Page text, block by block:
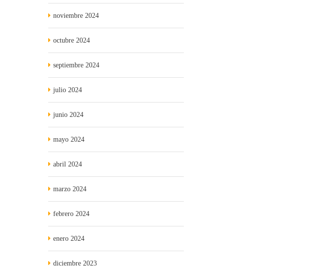
noviembre 2024
octubre 2024
septiembre 2024
julio 2024
junio 2024
mayo 2024
abril 2024
marzo 2024
febrero 2024
enero 2024
diciembre 2023